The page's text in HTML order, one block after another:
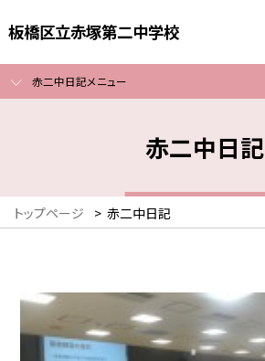
板橋区立赤塚第二中学校
赤二中日記メニュー
赤二中日記
トップページ > 赤二中日記